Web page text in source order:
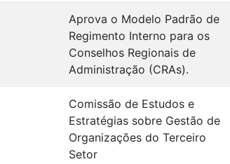
Aprova o Modelo Padrão de
Regimento Interno para os
Conselhos Regionais de
Administração (CRAs).
Comissão de Estudos e
Estratégias sobre Gestão de
Organizações do Terceiro
Setor